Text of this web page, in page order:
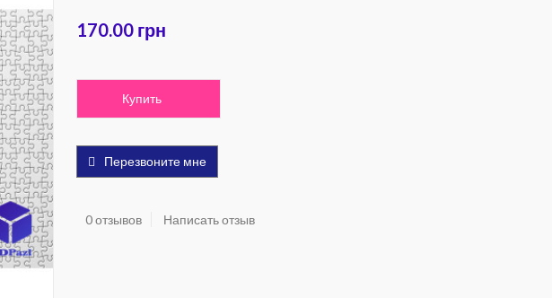
170.00 грн
Купить
Перезвоните мне
0 отзывов Написать отзыв